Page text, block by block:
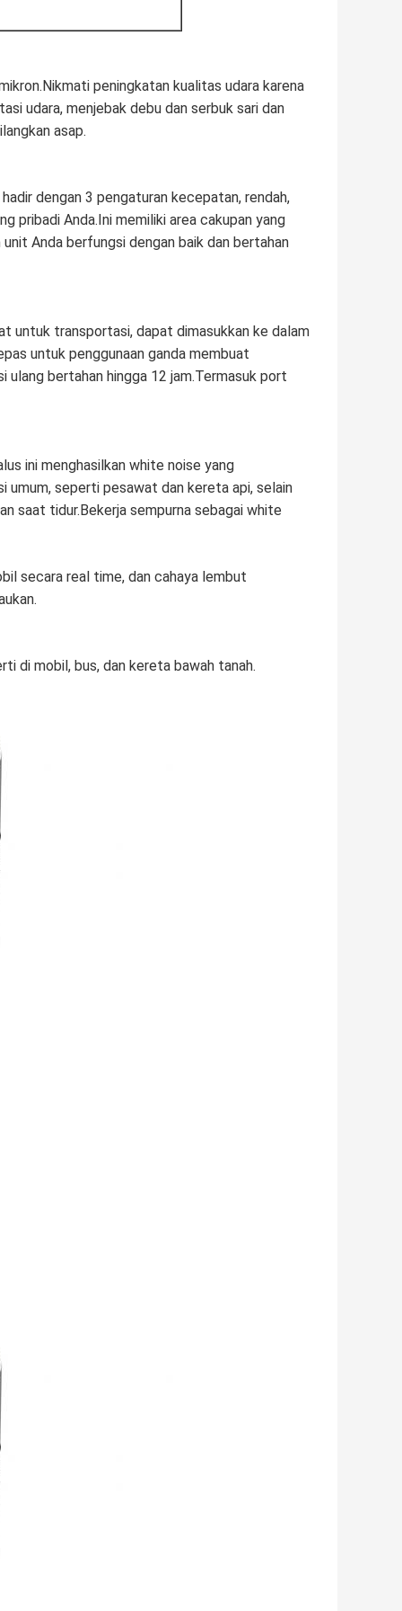
peningkatan kualitas udara karena
udara, menjebak debu dan serbuk sari dan
asap.
dengan 3 pengaturan kecepatan, rendah,
pribadi Anda.Ini memiliki area cakupan yang
Anda berfungsi dengan baik dan bertahan
untuk transportasi, dapat dimasukkan ke dalam
untuk penggunaan ganda membuat
ulang bertahan hingga 12 jam.Termasuk port
ini menghasilkan white noise yang
umum, seperti pesawat dan kereta api, selain
saat tidur.Bekerja sempurna sebagai white
secara real time, dan cahaya lembut
di mobil, bus, dan kereta bawah tanah.